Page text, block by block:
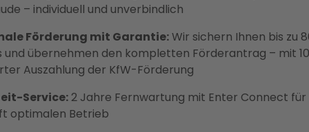
– individuell und unverbindlich
Förderung mit Garantie:Wir sichern Ihnen bis zu
und übernehmen den kompletten Förderantrag – mit
Auszahlung der KfW-Förderung
Service: 2 Jahre Fernwartung mit Enter Connect für
optimalen Betrieb